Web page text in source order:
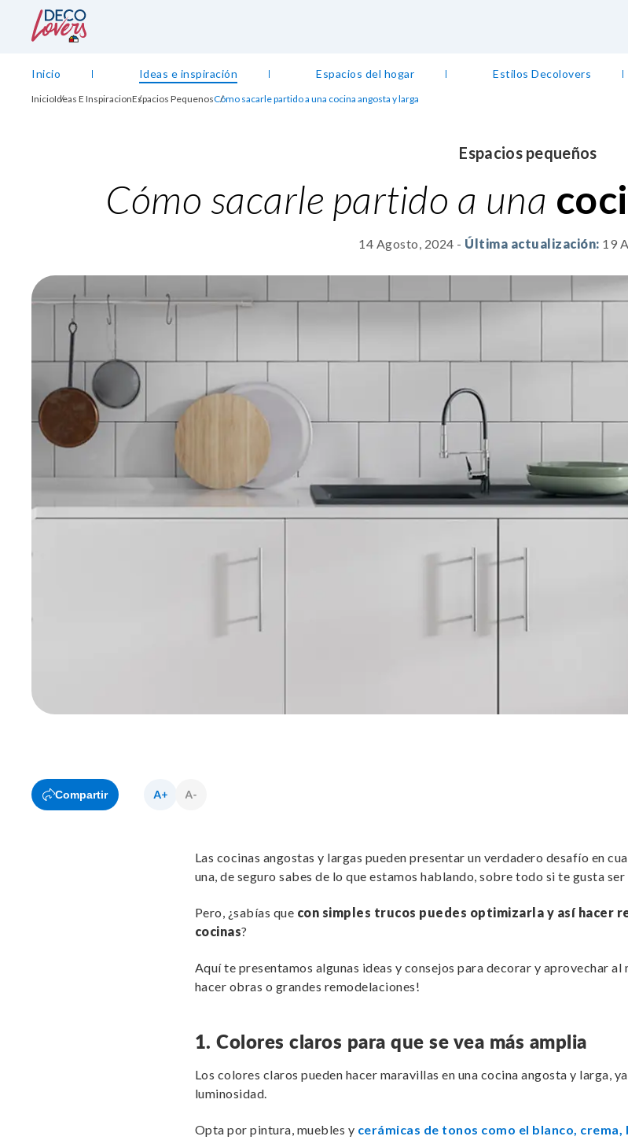
Inicio Ideas e inspiración Espacios del hogar Estilos Decolovers
InicioIdeas E InspiracionEspacios PequenosCómo sacarle partido a una cocina angosta y larga
Espacios pequeños
Cómo sacarle partido a una
14 Agosto, 2024 - Última actualización: 19
Compartir
Las cocinas angostas y largas pueden presentar un verdadero desafío en
una, de seguro sabes de lo que estamos hablando, sobre todo si te gusta
Pero, ¿sabías que con simples trucos puedes optimizarla y así hacer
cocinas?
Aquí te presentamos algunas ideas y consejos para decorar y aprovechar al
hacer obras o grandes remodelaciones!
1. Colores claros para que se vea más amplia
Los colores claros pueden hacer maravillas en una cocina angosta y larga,
luminosidad.
Opta por pintura, muebles y cerámicas de tonos como el blanco, crema,